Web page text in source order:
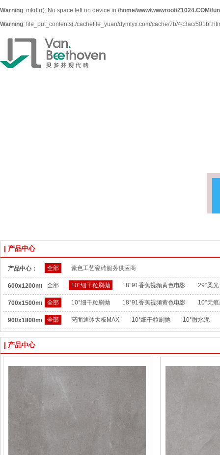
Warning: mkdir(): No space left on device in /home/www/wwwroot/Z1024.COM/
Warning: file_put_contents(./cachefile_yuan/dymtyx.com/cache/7b/4c3ac/
产品中心
产品中心： 全部 素色工艺瓷砖服务供应商
600x1200mm：全部 10°细干粒刷抛 18°91香蕉视频黄色电影 29°柔光
700x1500mm：全部 10°细干粒刷抛 18°91香蕉视频黄色电影 10°无
900x1800mm：全部 亮面通体大板MAX 10°细干粒刷抛 10°微水泥
产品中心